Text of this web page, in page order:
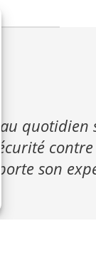
au quotidien
son